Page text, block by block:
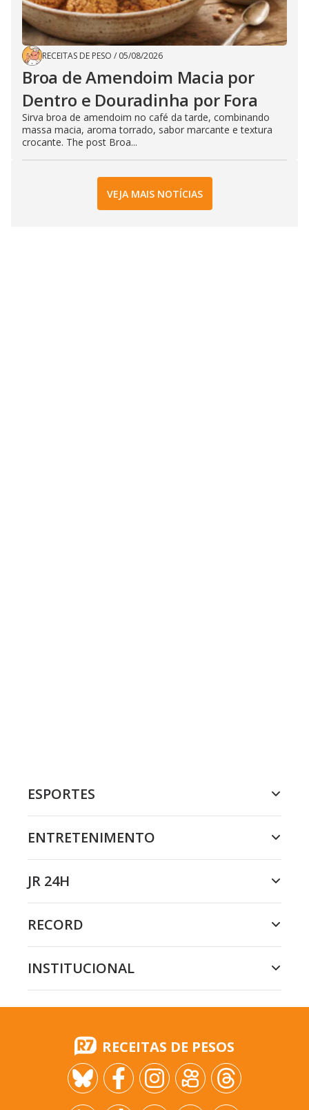
RECEITAS DE PESO / 05/08/2026
Broa de Amendoim Macia por
Dentro e Douradinha por Fora
Sirva broa de amendoim no café da tarde, combinando
massa macia, aroma torrado, sabor marcante e textura
crocante. The post Broa...
VEJA MAIS NOTÍCIAS
ESPORTES
ENTRETENIMENTO
JR 24H
RECORD
INSTITUCIONAL
RECEITAS DE PESOS